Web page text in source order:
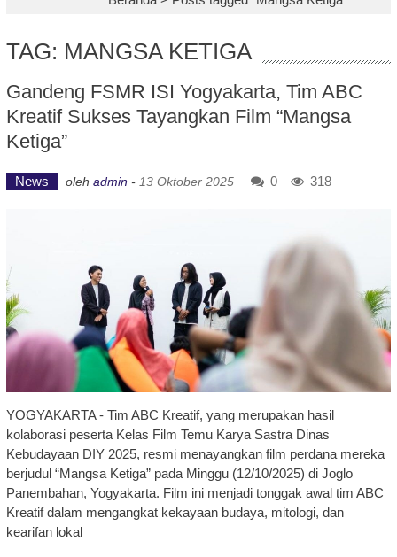
TAG: MANGSA KETIGA
Gandeng FSMR ISI Yogyakarta, Tim ABC
Kreatif Sukses Tayangkan Film “Mangsa
Ketiga”
News oleh admin - 13 Oktober 2025 0 318
YOGYAKARTA - Tim ABC Kreatif, yang merupakan hasil
kolaborasi peserta Kelas Film Temu Karya Sastra Dinas
Kebudayaan DIY 2025, resmi menayangkan film perdana mereka
berjudul “Mangsa Ketiga” pada Minggu (12/10/2025) di Joglo
Panembahan, Yogyakarta. Film ini menjadi tonggak awal tim ABC
Kreatif dalam mengangkat kekayaan budaya, mitologi, dan
kearifan lokal